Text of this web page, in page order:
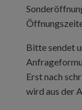
Bitte sendet
Erst nach
wird aus der